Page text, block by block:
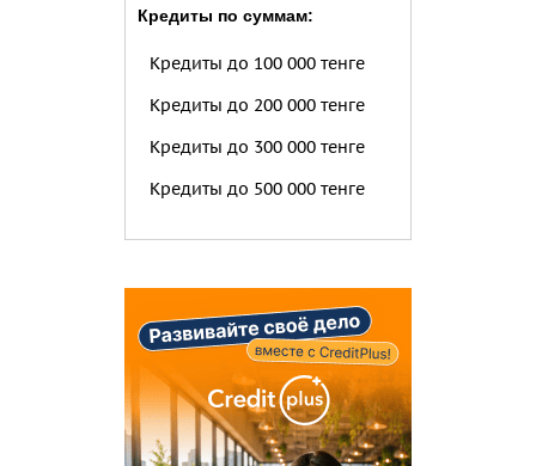
Кредиты по суммам:
Кредиты до 100 000 тенге
Кредиты до 200 000 тенге
Кредиты до 300 000 тенге
Кредиты до 500 000 тенге